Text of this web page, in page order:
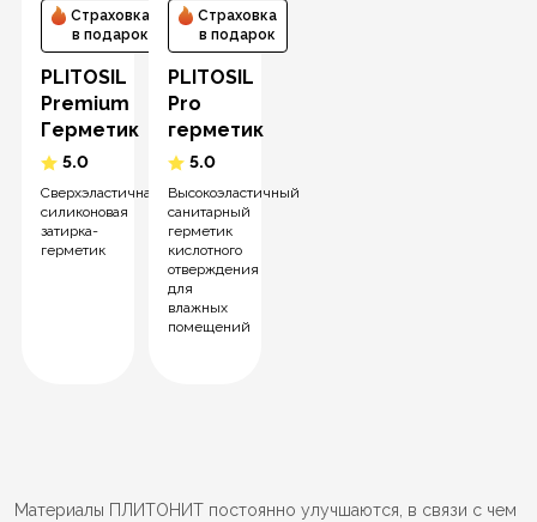
Страховка
в подарок
PLITOSIL
Premium
Герметик
5.0
Сверхэластичная
силиконовая
затирка-
герметик
Страховка
в подарок
PLITOSIL
Pro
герметик
5.0
Высокоэластичный
санитарный
герметик
кислотного
отверждения
для
влажных
помещений
Материалы ПЛИТОНИТ постоянно улучшаются, в связи с чем